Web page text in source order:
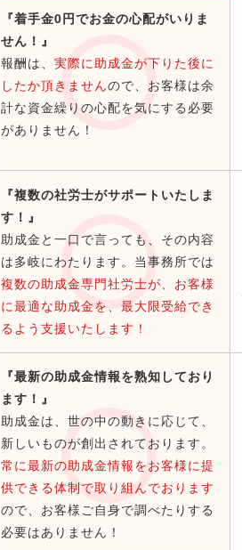
『着手金0円でお金の心配がいりま
せん！』
報酬は、実際に助成金が下りた後に
したか頂きませんので、お客様は余
計な資金繰りの心配を気にする必要
がありません！
『複数の社労士がサポートいたしま
す！』
助成金と一口で言っても、その内容
は多岐にわたります。当事務所では
複数の助成金専門社労士が、お客様
に最適な助成金を、最大限受給でき
るよう支援いたします！
『最新の助成金情報を熟知しており
ます！』
助成金は、世の中の動きに応じて、
新しいものが創出されております。
常に最新の助成金情報をお客様に提
供できる体制で取り組んでおります
ので、お客様ご自身で調べたりする
必要はありません！